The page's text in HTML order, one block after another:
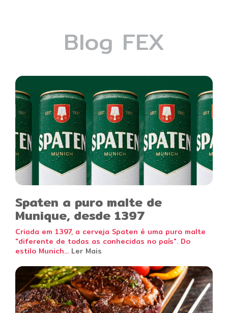
Blog FEX
Spaten a puro malte de
Munique, desde 1397
Criada em 1397, a cerveja Spaten é uma puro malte
"diferente de todas as conhecidas no país". Do
estilo Munich... Ler Mais